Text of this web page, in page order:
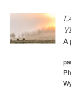
A